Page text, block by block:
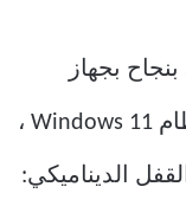
بجهاز
الكمبيوتر الشخصي الذي يعمل بنظام Windows 11 ،
الديناميكي: